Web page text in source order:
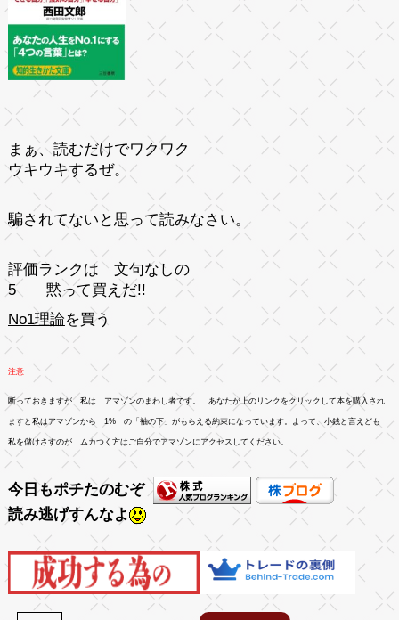
まぁ、読むだけでワクワク
ウキウキするぜ。
騙されてないと思って読みなさい。
評価ランクは 文句なしの
5 黙って買えだ!!
No1理論を買う
注意
断っておきますが 私は アマゾンのまわし者です。 あなたが上のリンクをクリックして本を購入され
ますと私はアマゾンから 1% の「袖の下」がもらえる約束になっています。よって、小銭と言えども
私を儲けさすのが ムカつく方はご自分でアマゾンにアクセスしてください。
今日もポチたのむぞ
読み逃げすんなよ